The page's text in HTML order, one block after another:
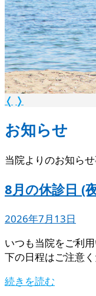
❬ ❭
お知らせ
当院よりのお知らせ
8月の休診日 (
2026年7月13日
いつも当院をご利
下の日程はご注意
続きを読む